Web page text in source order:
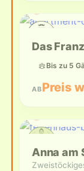
Das
Bis zu 5
ABPreis
Anna am